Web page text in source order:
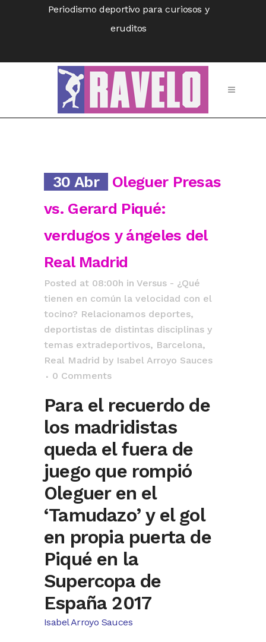
Periodismo deportivo para curiosos y
eruditos
30 Abr
Oleguer Presas
vs. Gerard Piqué:
verdugos y ángeles del
Real Madrid
Posted at 08:00h in Versus - ¿Qué
tienen en común la velocidad con el
tocino? Relacionamos deportes,
deportistas de distintas disciplinas y
temas extradeportivos, Barcelona,
Real Madrid by Isabel Arroyo Sauces
0 Comments
Para el recuerdo de
los madridistas
queda el fuera de
juego que rompió
Oleguer en el
‘Tamudazo’ y el gol
en propia puerta de
Piqué en la
Supercopa de
España 2017
Isabel Arroyo Sauces